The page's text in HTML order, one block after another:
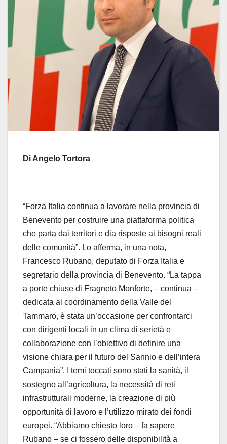
Di Angelo Tortora
“Forza Italia continua a lavorare nella provincia di
Benevento per costruire una piattaforma politica
che parta dai territori e dia risposte ai bisogni reali
delle comunità”. Lo afferma, in una nota,
Francesco Rubano, deputato di Forza Italia e
segretario della provincia di Benevento. “La tappa
a porte chiuse di Fragneto Monforte, – continua –
dedicata al coordinamento della Valle del
Tammaro, è stata un’occasione per confrontarci
con dirigenti locali in un clima di serietà e
collaborazione con l’obiettivo di definire una
visione chiara per il futuro del Sannio e dell’intera
Campania”. I temi toccati sono stati la sanità, il
sostegno all’agricoltura, la necessità di reti
infrastrutturali moderne, la creazione di più
opportunità di lavoro e l’utilizzo mirato dei fondi
europei. “Abbiamo chiesto loro – fa sapere
Rubano – se ci fossero delle disponibilità a